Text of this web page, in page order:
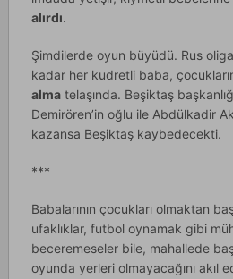
alırdı.
Şimdilerde oyun büyüdü. Rus
kadar her kudretli baba,
almatelaşında. Beşiktaş
Demirören’in oğlu ile Abdülkadir
kazansa Beşiktaş kaybedecekti.
***
Babalarının çocukları olmaktan
ufaklıklar, futbol oynamak gibi
beceremeseler bile, mahallede
oyunda yerleri olmayacağını akıl